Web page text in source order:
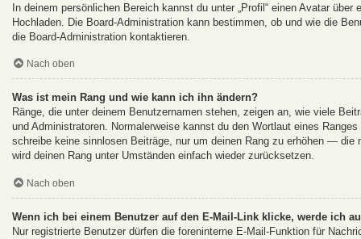
In deinem persönlichen Bereich kannst du unter „Profil“ einen Avatar
Hochladen. Die Board-Administration kann bestimmen, ob und wie die
die Board-Administration kontaktieren.
Nach oben
Was ist mein Rang und wie kann ich ihn ändern?
Ränge, die unter deinem Benutzernamen stehen, zeigen an, wie viele
und Administratoren. Normalerweise kannst du den Wortlaut eines
schreibe keine sinnlosen Beiträge, nur um deinen Rang zu erhöhen —
wird deinen Rang unter Umständen einfach wieder zurücksetzen.
Nach oben
Wenn ich bei einem Benutzer auf den E-Mail-Link klicke, werde ich
Nur registrierte Benutzer dürfen die foreninterne E-Mail-Funktion für